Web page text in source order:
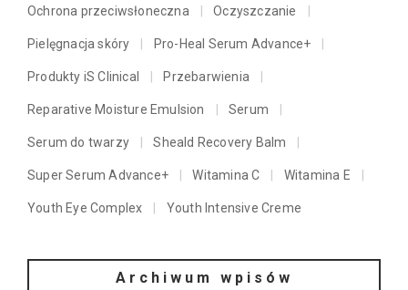
Ochrona przeciwsłoneczna Oczyszczanie
Pielęgnacja skóry Pro-Heal Serum Advance+
Produkty iS Clinical Przebarwienia
Reparative Moisture Emulsion Serum
Serum do twarzy Sheald Recovery Balm
Super Serum Advance+ Witamina C Witamina E
Youth Eye Complex Youth Intensive Creme
Archiwum wpisów